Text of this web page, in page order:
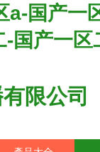
a-国产
-国产一区
限公司